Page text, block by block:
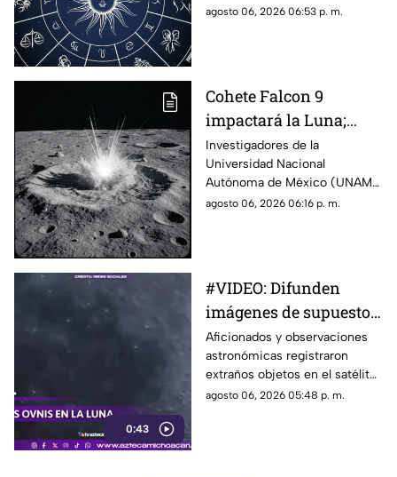
avances laborales y decisiones
aprovechar la energía de la
jornada.
agosto 06, 2026 06:53 p. m.
Cohete Falcon 9
impactará la Luna;
UNAM descarta riesgos
para la Tierra
Investigadores de la
Universidad Nacional
Autónoma de México (UNAM)
informaron que la etapa
no representa ningún riesgo
para la población ni para el
planeta.
agosto 06, 2026 06:16 p. m.
0:43
#VIDEO: Difunden
imágenes de supuestos
OVNIs cerca de la Luna.
Aficionados y observaciones
astronómicas registraron
extraños objetos en el satélite
natural. Las imágenes causan
agosto 06, 2026 05:48 p. m.